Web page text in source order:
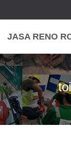
JASA RENO